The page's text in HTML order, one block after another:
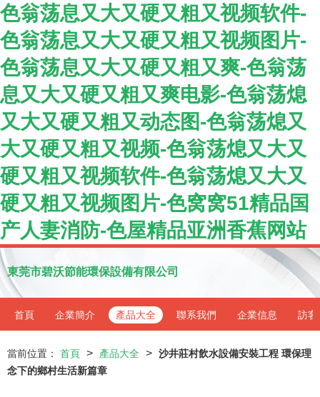
色翁荡息又大又硬又粗又视频软件-
色翁荡息又大又硬又粗又视频图片-
色翁荡息又大又硬又粗又爽-色翁荡
息又大又硬又粗又爽电影-色翁荡熄
又大又硬又粗又动态图-色翁荡熄又
大又硬又粗又视频-色翁荡熄又大又
硬又粗又视频软件-色翁荡熄又大又
硬又粗又视频图片-色窝窝51精品国
产人妻消防-色屋精品亚洲香蕉网站
東莞市碧沃節能環保設備有限公司
首頁 企業簡介 產品大全 聯系我們 企業信息 訪客
當前位置： 首頁 > 產品大全 > 沙井莊村飲水設備安裝工程 環保理
念下的鄉村生活新篇章